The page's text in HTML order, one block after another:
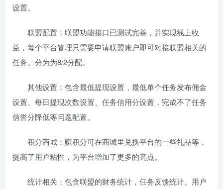
设置。
联盟配置：联盟功能接口已测试完善，并实现线上收
益，每个平台管理只需要申请联盟账户即可对接联盟相关的
任务。分为为8/2分配。
其他设置：包含最低提现设置，最低单个任务发布佣金
设置、每日提现次数设置、任务信用分设置，完成不了任务
信誉分降低等问题配置。
积分商城：赚积分可在商城里兑换平台的一些礼品等，
提高了用户粘性，为平台增加了更多的亮点。
统计相关：包含联盟的财务统计，任务反馈统计。用户